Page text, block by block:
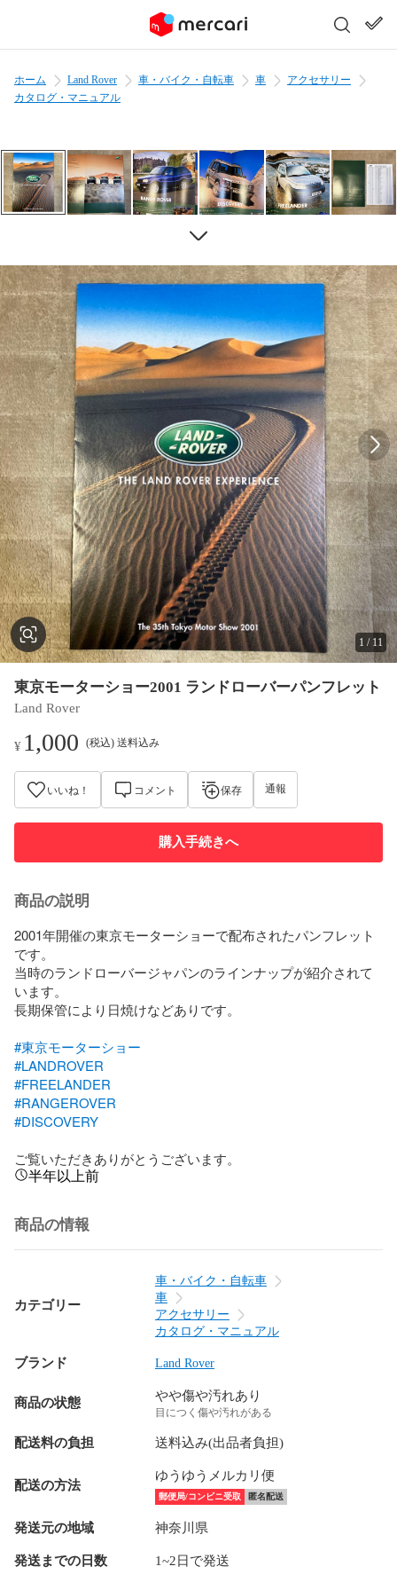
ホーム Land Rover 車・バイク・自転車 車
アクセサリー
カタログ・マニュアル
1 / 11
東京モーターショー2001 ランドローバーパンフレット
Land Rover
¥ 1,000 (税込) 送料込み
いいね！ コメント 保存 通報
購入手続きへ
商品の説明
2001年開催の東京モーターショーで配布されたパンフレット
です。
当時のランドローバージャパンのラインナップが紹介されて
います。
長期保管により日焼けなどありです。
#東京モーターショー
#LANDROVER
#FREELANDER
#RANGEROVER
#DISCOVERY
ご覧いただきありがとうございます。
半年以上前
商品の情報
カテゴリー
車・バイク・自転車
車
アクセサリー
カタログ・マニュアル
ブランド Land Rover
商品の状態 やや傷や汚れあり
目につく傷や汚れがある
配送料の負担 送料込み(出品者負担)
配送の方法
ゆうゆうメルカリ便
郵便局/コンビニ受取 匿名配送
発送元の地域 神奈川県
発送までの日数 1~2日で発送